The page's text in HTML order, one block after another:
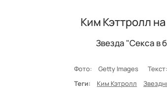
Ким Кэттролл
Звезда "Секса в
Фото: Getty Images Текст:
Теги:
Ким Кэтролл